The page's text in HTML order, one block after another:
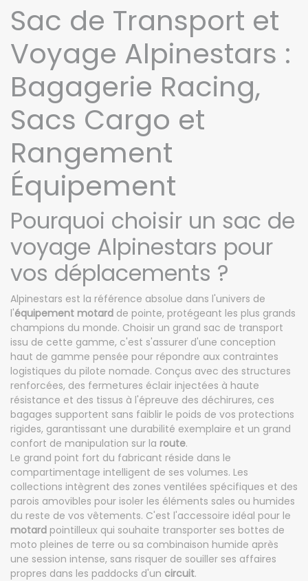
Sac de Transport et
Voyage Alpinestars :
Bagagerie Racing,
Sacs Cargo et
Rangement
Équipement
Pourquoi choisir un sac de
voyage Alpinestars pour
vos déplacements ?
Alpinestars est la référence absolue dans l'univers de
l'équipement motard de pointe, protégeant les plus grands
champions du monde. Choisir un grand sac de transport
issu de cette gamme, c'est s'assurer d'une conception
haut de gamme pensée pour répondre aux contraintes
logistiques du pilote nomade. Conçus avec des structures
renforcées, des fermetures éclair injectées à haute
résistance et des tissus à l'épreuve des déchirures, ces
bagages supportent sans faiblir le poids de vos protections
rigides, garantissant une durabilité exemplaire et un grand
confort de manipulation sur la route.
Le grand point fort du fabricant réside dans le
compartimentage intelligent de ses volumes. Les
collections intègrent des zones ventilées spécifiques et des
parois amovibles pour isoler les éléments sales ou humides
du reste de vos vêtements. C'est l'accessoire idéal pour le
motard pointilleux qui souhaite transporter ses bottes de
moto pleines de terre ou sa combinaison humide après
une session intense, sans risquer de souiller ses affaires
propres dans les paddocks d'un circuit.